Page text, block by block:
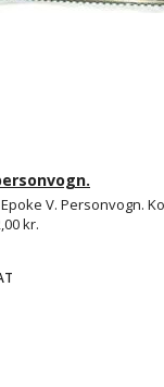
Epoke V. Personvogn.
kr.